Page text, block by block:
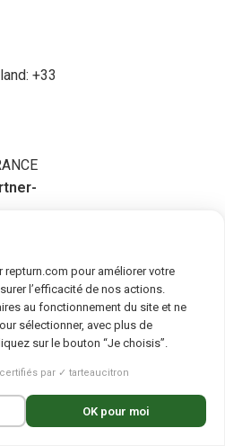
+33
|Cookies|Cookie-Richtlinie
2026
pour améliorer votre
l’efficacité de nos actions.
au fonctionnement du site et ne
sélectionner, avec plus de
sur le bouton “Je choisis”.
par ✓ tarteaucitron
OK pour moi
)
Español(Spanisch)